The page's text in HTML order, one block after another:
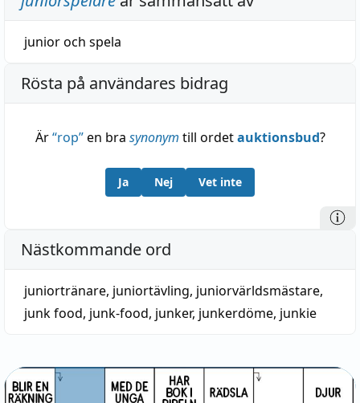
junioroch spela
Rösta på användares bidrag
Är“rop”en bra synonym till ordetauktionsbud?
Ja Nej Vet inte
Nästkommande ord
juniortränare, juniortävling, juniorvärldsmästare,
junk food, junk-food, junker, junkerdöme, junkie